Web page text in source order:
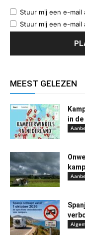
Stuur mij een e-
Stuur mij een e-
MEEST GELEZEN
in